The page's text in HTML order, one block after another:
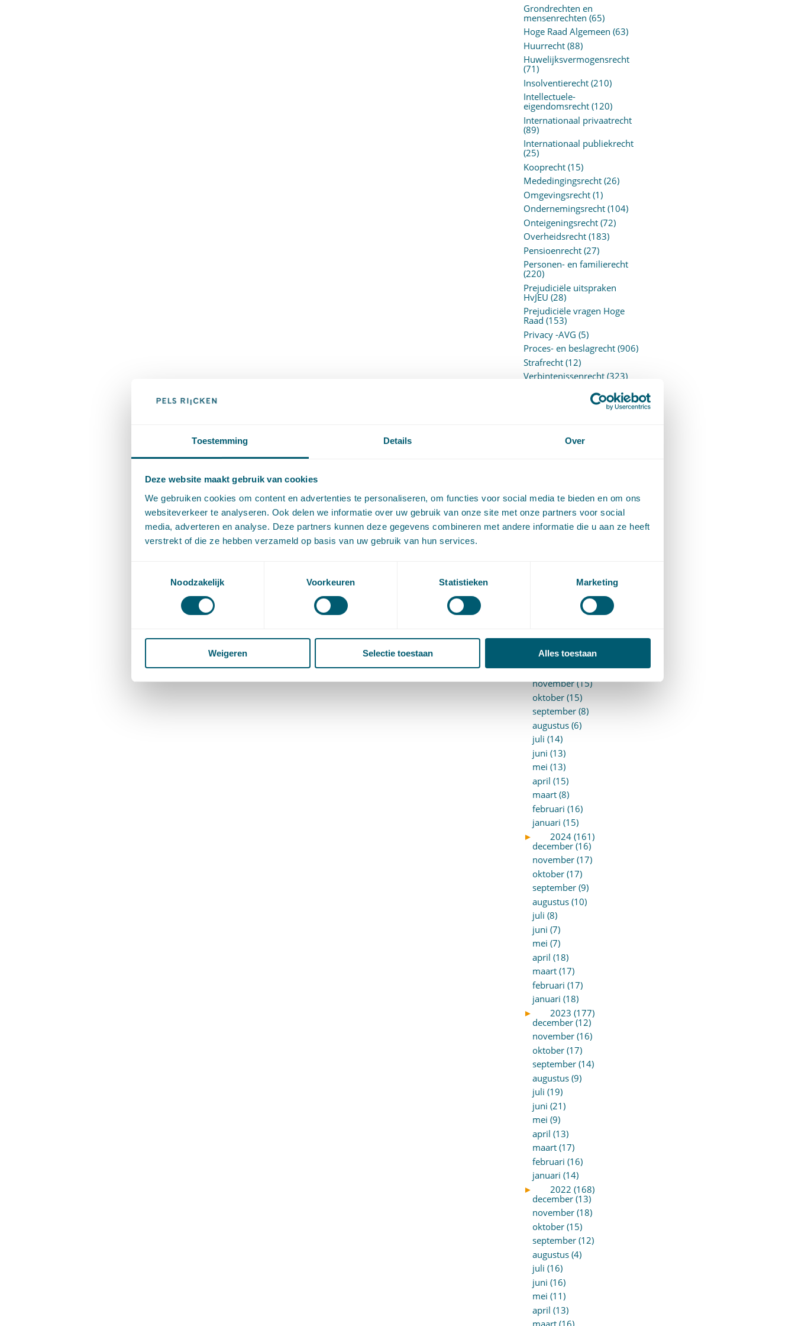
Toestemming Details Over
Deze website maakt gebruik van cookies
We gebruiken cookies om content en advertenties te personaliseren, om functies voor social media te bieden en om ons
websiteverkeer te analyseren. Ook delen we informatie over uw gebruik van onze site met onze partners voor social
media, adverteren en analyse. Deze partners kunnen deze gegevens combineren met andere informatie die u aan ze heeft
verstrekt of die ze hebben verzameld op basis van uw gebruik van hun services.
Noodzakelijk
Voorkeuren Statistieken Marketing
Weigeren Selectie toestaan Alles toestaan
Grondrechten en
mensenrechten (65)
Hoge Raad Algemeen (63)
Huurrecht(88)
Huwelijksvermogensrecht
(71)
Insolventierecht(210)
Intellectuele-
eigendomsrecht(120)
Internationaal privaatrecht
(89)
Internationaal publiekrecht
(25)
Kooprecht(15)
Mededingingsrecht(26)
Omgevingsrecht(1)
Ondernemingsrecht(104)
Onteigeningsrecht(72)
Overheidsrecht(183)
Pensioenrecht(27)
Personen- en familierecht
(220)
Prejudiciële uitspraken
HvJEU (28)
Prejudiciële vragen Hoge
Raad (153)
Privacy -AVG (5)
Proces- en beslagrecht(906)
Strafrecht(12)
Verbintenissenrecht(323)
Vermogensrecht algemeen
Wetgeving
ARCHIEF
2025 (153)
december (15)
november (15)
oktober (15)
september (8)
augustus (6)
juli (14)
juni (13)
mei (13)
april (15)
maart (8)
februari (16)
januari (15)
►
2024 (161)
december (16)
november (17)
oktober (17)
september (9)
augustus (10)
juli (8)
juni (7)
mei (7)
april (18)
maart (17)
februari (17)
januari (18)
►
2023 (177)
december (12)
november (16)
oktober (17)
september (14)
augustus (9)
juli (19)
juni (21)
mei (9)
april (13)
maart (17)
februari (16)
januari (14)
►
2022 (168)
december (13)
november (18)
oktober (15)
september (12)
augustus (4)
juli (16)
juni (16)
mei (11)
april (13)
maart (16)